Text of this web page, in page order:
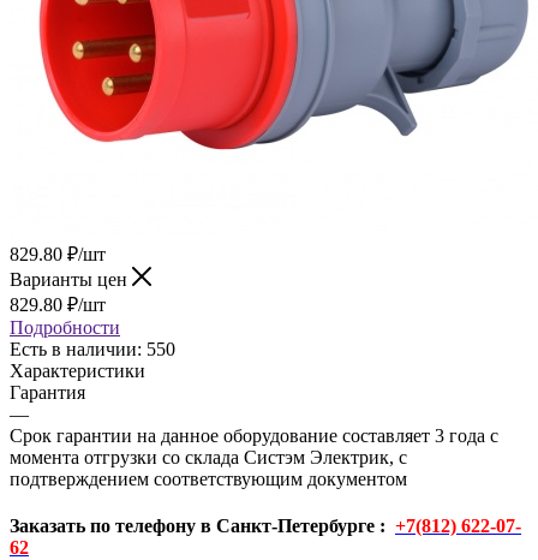
829.80 ₽/шт
Варианты цен
829.80 ₽/шт
Подробности
Есть в наличии: 550
Характеристики
Гарантия
—
Срок гарантии на данное оборудование составляет 3 года с
момента отгрузки со склада Систэм Электрик, с
подтверждением соответствующим документом
Заказать по телефону в Санкт-Петербурге : +7(812) 622-07-
62